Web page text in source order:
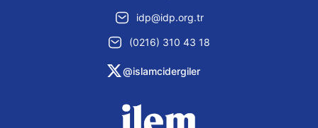
idp@idp.org.tr
(0216) 310 43 18
@islamcidergiler